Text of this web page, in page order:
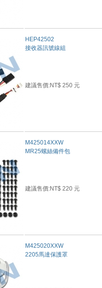
HEP42502
接收器訊號線組
建議售價:NT$ 250 元
M425014XXW
MR25螺絲備件包
建議售價:NT$ 220 元
M425020XXW
2205馬達保護罩